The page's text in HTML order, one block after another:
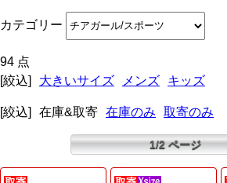
カテゴリー
94 点
[絞込]
大きいサイズ メンズ キッズ
[絞込] 在庫&取寄 在庫のみ 取寄のみ
1/2 ページ